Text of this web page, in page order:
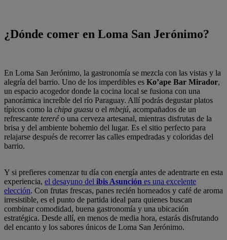
¿Dónde comer en Loma San Jerónimo?
En Loma San Jerónimo, la gastronomía se mezcla con las vistas y la
alegría del barrio. Uno de los imperdibles es Ko’ape Bar Mirador,
un espacio acogedor donde la cocina local se fusiona con una
panorámica increíble del río Paraguay. Allí podrás degustar platos
típicos como la chipa guasu o el mbejú, acompañados de un
refrescante tereréo una cerveza artesanal, mientras disfrutas de la
brisa y del ambiente bohemio del lugar. Es el sitio perfecto para
relajarse después de recorrer las calles empedradas y coloridas del
barrio.
Y si prefieres comenzar tu día con energía antes de adentrarte en esta
experiencia, el desayuno del ibis Asunción es una excelente
elección. Con frutas frescas, panes recién horneados y café de aroma
irresistible, es el punto de partida ideal para quienes buscan
combinar comodidad, buena gastronomía y una ubicación
estratégica. Desde allí, en menos de media hora, estarás disfrutando
del encanto y los sabores únicos de Loma San Jerónimo.